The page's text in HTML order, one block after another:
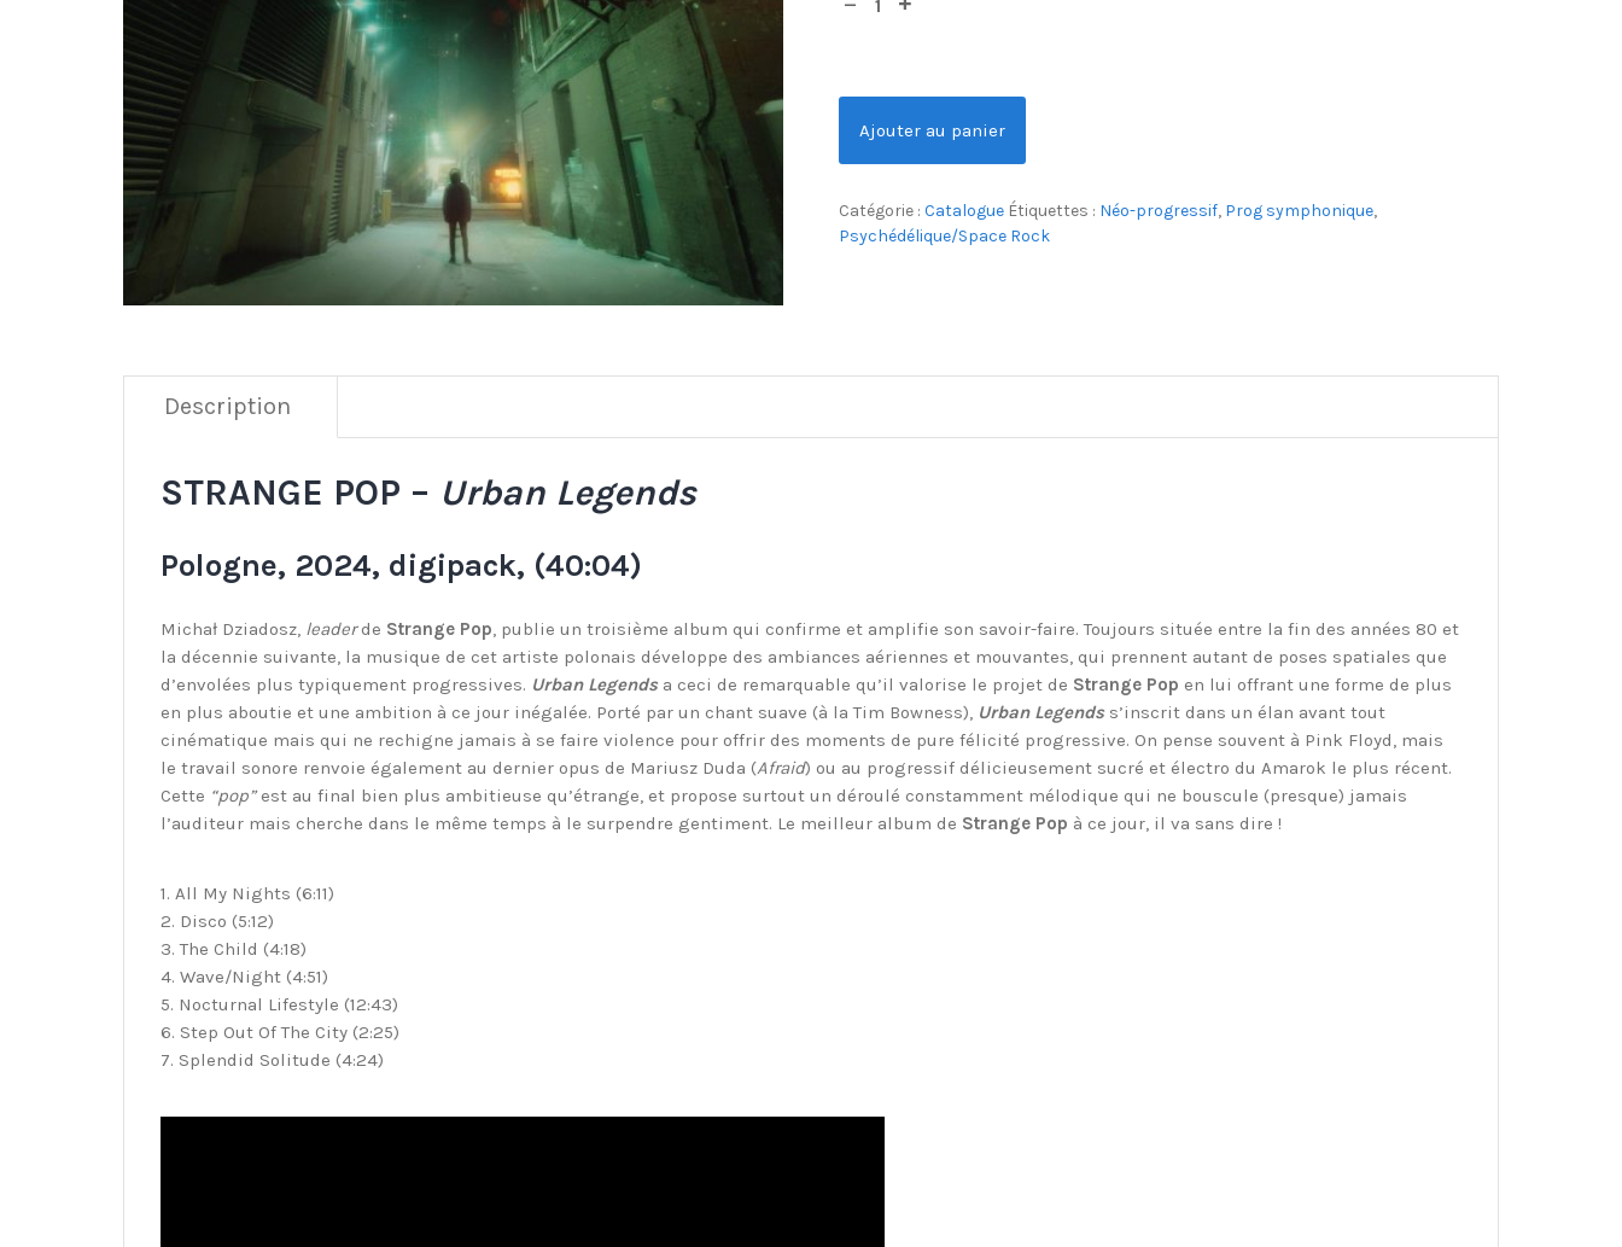
Ajouter au panier
Catégorie : Catalogue Étiquettes : Néo-progressif, Prog symphonique,
Psychédélique/Space Rock
Description
STRANGE POP – Urban Legends
Pologne, 2024, digipack, (40:04)
Michał Dziadosz, leaderde Strange Pop, publie un troisième album qui confirme et amplifie son savoir-faire. Toujours située entre la fin des années 80 et
la décennie suivante, la musique de cet artiste polonais développe des ambiances aériennes et mouvantes, qui prennent autant de poses spatiales que
d’envolées plus typiquement progressives. Urban Legendsa ceci de remarquable qu’il valorise le projet de Strange Pop en lui offrant une forme de plus
en plus aboutie et une ambition à ce jour inégalée. Porté par un chant suave (à la Tim Bowness), Urban Legendss’inscrit dans un élan avant tout
cinématique mais qui ne rechigne jamais à se faire violence pour offrir des moments de pure félicité progressive. On pense souvent à Pink Floyd, mais
le travail sonore renvoie également au dernier opus de Mariusz Duda (Afraid) ou au progressif délicieusement sucré et électro du Amarok le plus récent.
Cette “pop”est au final bien plus ambitieuse qu’étrange, et propose surtout un déroulé constamment mélodique qui ne bouscule (presque) jamais
l’auditeur mais cherche dans le même temps à le surpendre gentiment. Le meilleur album de Strange Pop à ce jour, il va sans dire !
1. All My Nights (6:11)
2. Disco (5:12)
3. The Child (4:18)
4. Wave/Night (4:51)
5. Nocturnal Lifestyle (12:43)
6. Step Out Of The City (2:25)
7. Splendid Solitude (4:24)